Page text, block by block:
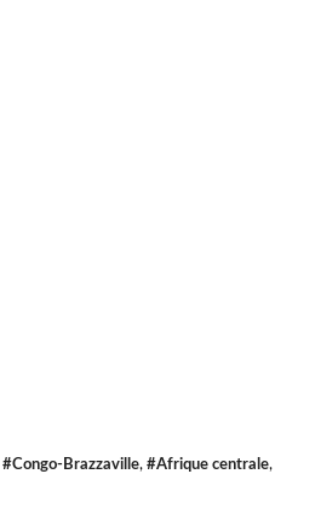
#Congo-Brazzaville, #Afrique centrale,